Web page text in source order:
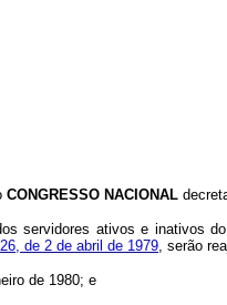
CONGRESSO NACIONAL
servidores ativos e inativos
de 2 de abril de 1979,
de 1980; e